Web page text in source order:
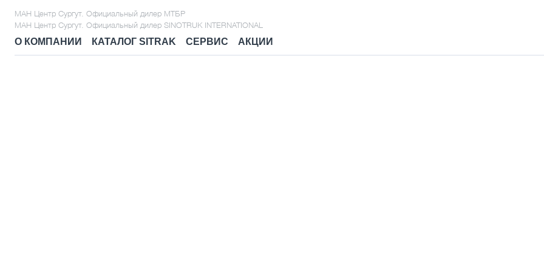
МАН Центр Сургут. Официальный дилер МТБР
МАН Центр Сургут. Официальный дилер SINOTRUK INTERNATIONAL
О КОМПАНИИ КАТАЛОГ SITRAK СЕРВИС АКЦИИ